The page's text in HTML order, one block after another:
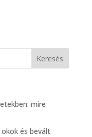
mire
és bevált